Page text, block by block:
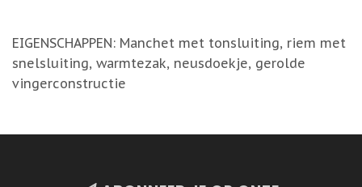
EIGENSCHAPPEN: Manchet met tonsluiting, riem met
snelsluiting, warmtezak, neusdoekje, gerolde
vingerconstructie